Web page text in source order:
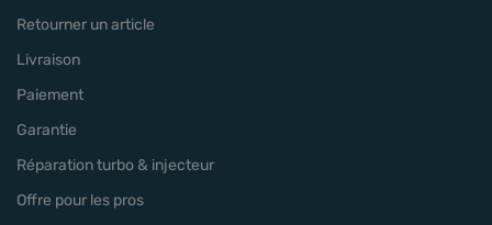
Retourner un article
Livraison
Paiement
Garantie
Réparation turbo & injecteur
Offre pour les pros